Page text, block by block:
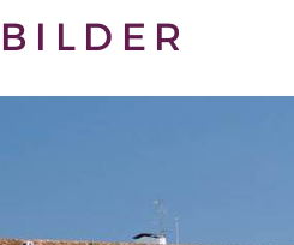
BILDER